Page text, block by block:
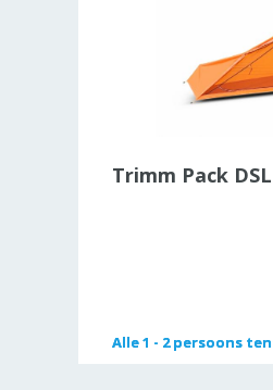
Trimm Pack
Alle1 - 2 persoons
Alle1 - 2 persoons